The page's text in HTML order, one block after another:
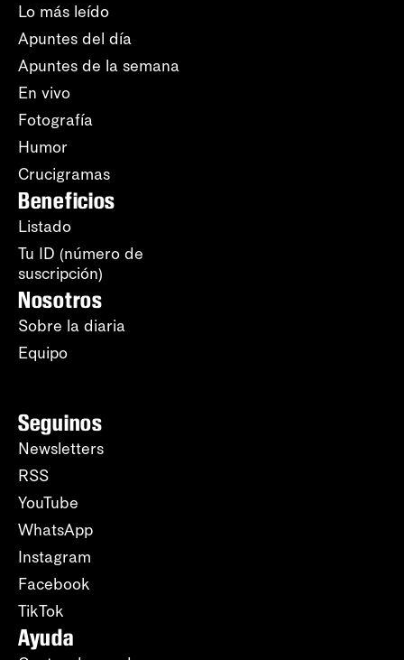
Lo más leído
Apuntes del día
Apuntes de la semana
En vivo
Fotografía
Humor
Crucigramas
Beneficios
Listado
Tu ID (número de
suscripción)
Nosotros
Sobre la diaria
Equipo
Seguinos
Newsletters
RSS
YouTube
WhatsApp
Instagram
Facebook
TikTok
Ayuda